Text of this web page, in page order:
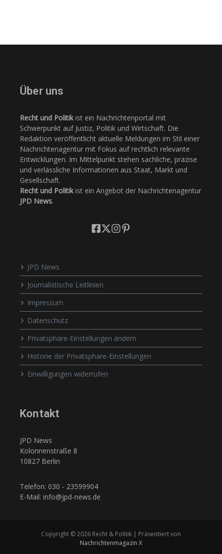
Über uns
Recht und Politikist ein Nachrichtenportal mit
Schwerpunkt auf Justiz, Politik und Wirtschaft. Die
Redaktion veröffentlicht aktuelle Meldungen im Stil einer
Nachrichtenagentur mit Fokus auf rechtlich relevante
Entwicklungen. Im Mittelpunkt stehen sachliche, präzise
und verlässliche Informationen aus Staat, Markt und
Gesellschaft.
Recht und Politikist ein Angebot der Nachrichtenagentur
JPD News.
JPD News
Journalistische Leitlinien
Impressum
Datenschutz
Privatsphäre-Einstellungen ändern
Historie der Privatsphäre-Einstellungen
Einwilligungen widerrufen
Kontakt
JPD News
Kolonnenstraße 8
10827 Berlin
Telefon: 030 - 23599904
E-Mail: info@jpd-news.de
Copyright © 2026 Recht & Politik | Präsentiert von
Nachrichtenmagazin X